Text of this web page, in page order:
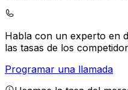
Habla con un experto en
las tasas de los
Programar una llamada